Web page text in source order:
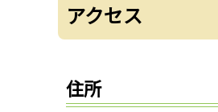
アクセス
住所